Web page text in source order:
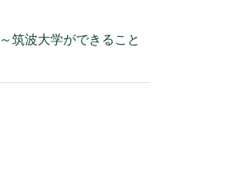
筑波大学ができること